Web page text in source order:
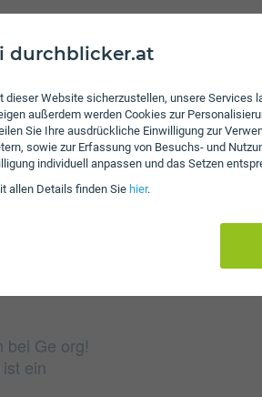
durchblicker.at
Website sicherzustellen, unsere Services
außerdem werden Cookies zur
Sie Ihre ausdrückliche Einwilligung zur
sowie zur Erfassung von Besuchs- und
individuell anpassen und das Setzen
allen Details finden Sie hier.
Gebühren
Nach
von 4 ct/€ pro
das
Mbit/s
Daten
bei Ge org!
ein